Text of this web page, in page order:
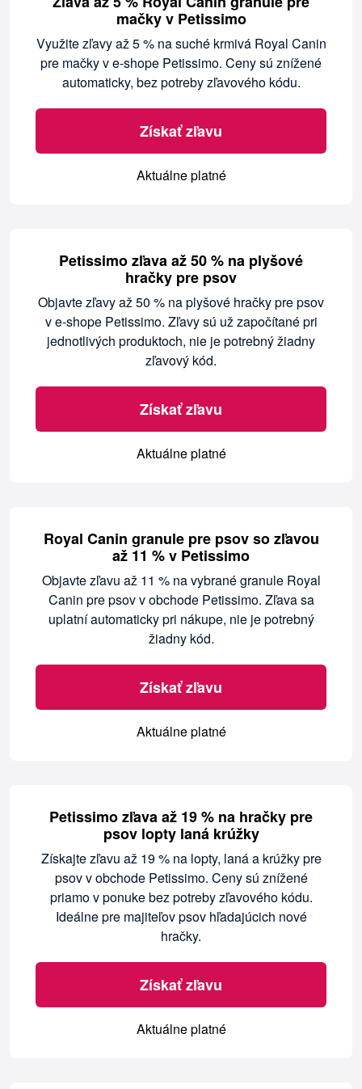
mačky v Petissimo
Využite zľavy až 5 % na suché krmivá Royal Canin
pre mačky v e-shope Petissimo. Ceny sú znížené
automaticky, bez potreby zľavového kódu.
Získať zľavu
Aktuálne platné
Petissimo zľava až 50 % na plyšové
hračky pre psov
Objavte zľavy až 50 % na plyšové hračky pre psov
v e-shope Petissimo. Zľavy sú už započítané pri
jednotlivých produktoch, nie je potrebný žiadny
zľavový kód.
Získať zľavu
Aktuálne platné
Royal Canin granule pre psov so zľavou
až 11 % v Petissimo
Objavte zľavu až 11 % na vybrané granule Royal
Canin pre psov v obchode Petissimo. Zľava sa
uplatní automaticky pri nákupe, nie je potrebný
žiadny kód.
Získať zľavu
Aktuálne platné
Petissimo zľava až 19 % na hračky pre
psov lopty laná krúžky
Získajte zľavu až 19 % na lopty, laná a krúžky pre
psov v obchode Petissimo. Ceny sú znížené
priamo v ponuke bez potreby zľavového kódu.
Ideálne pre majiteľov psov hľadajúcich nové
hračky.
Získať zľavu
Aktuálne platné